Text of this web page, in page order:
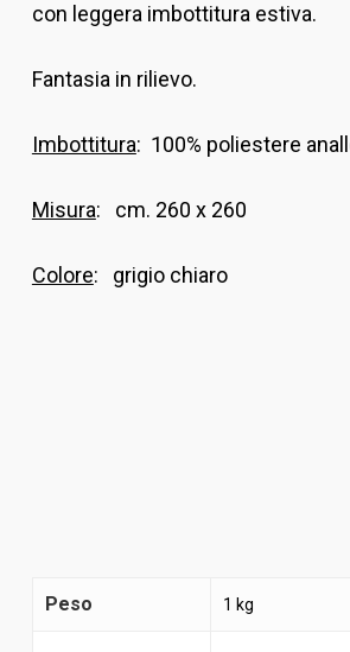
con leggera imbottitura estiva.
Fantasia in rilievo.
Imbottitura: 100% poliestere
Misura: cm. 260 x 260
Colore: grigio chiaro
Peso 1 kg